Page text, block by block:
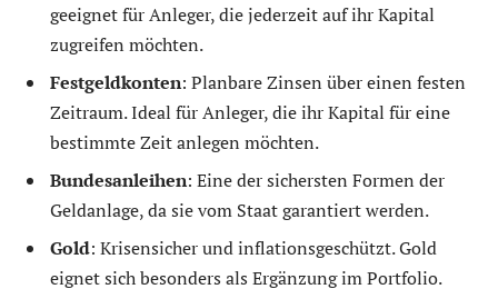
geeignet für Anleger, die jederzeit auf ihr Kapital
zugreifen möchten.
Festgeldkonten: Planbare Zinsen über einen festen
Zeitraum. Ideal für Anleger, die ihr Kapital für eine
bestimmte Zeit anlegen möchten.
Bundesanleihen: Eine der sichersten Formen der
Geldanlage, da sie vom Staat garantiert werden.
Gold: Krisensicher und inflationsgeschützt. Gold
eignet sich besonders als Ergänzung im Portfolio.